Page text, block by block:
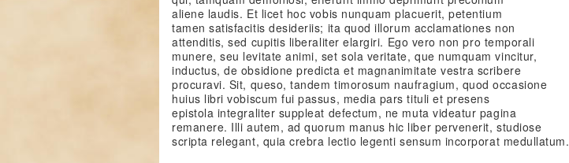
aliene laudis. Et licet hoc vobis nunquam placuerit, petentium
tamen satisfacitis desideriis; ita quod illorum acclamationes non
attenditis, sed cupitis liberaliter elargiri. Ego vero non pro temporali
munere, seu levitate animi, set sola veritate, que numquam vincitur,
inductus, de obsidione predicta et magnanimitate vestra scribere
procuravi. Sit, queso, tandem timorosum naufragium, quod occasione
huius libri vobiscum fui passus, media pars tituli et presens
epistola integraliter suppleat defectum, ne muta videatur pagina
remanere. Illi autem, ad quorum manus hic liber pervenerit, studiose
scripta relegant, quia crebra lectio legenti sensum incorporat medullatum.